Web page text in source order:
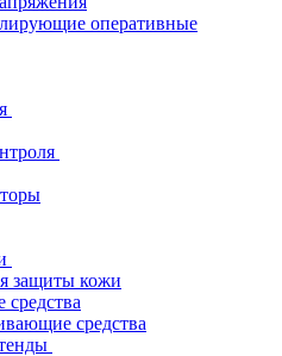
оперативные
защиты кожи
средства